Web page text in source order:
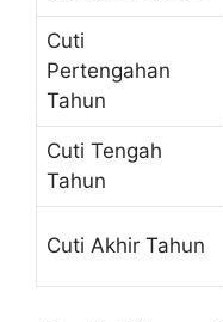
Cuti
Pertengahan
Tahun
Cuti Tengah
Tahun
Cuti Akhir Tahun